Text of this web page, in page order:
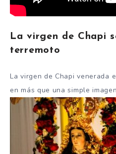
La virgen de Chapi
terremoto
La virgen de Chapi venerada
en más que una simple